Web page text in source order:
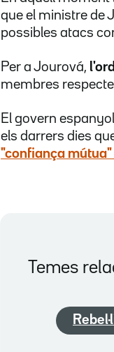
que el ministre de
possibles atacs
Per a Jourová,
membres
El govern
els darrers dies
"confiança mútua"
Temes